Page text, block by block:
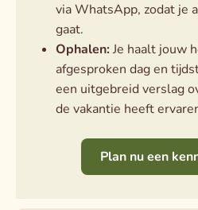
via WhatsApp, zodat je
gaat.
Ophalen:Je haalt jouw
afgesproken dag en
een uitgebreid verslag
de vakantie heeft
Plan nu een